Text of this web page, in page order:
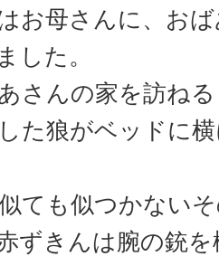
お母さんに、お
した。
さんの家を訪ね
た狼がベッドに
ても似つかない
ずきんは腕の銃